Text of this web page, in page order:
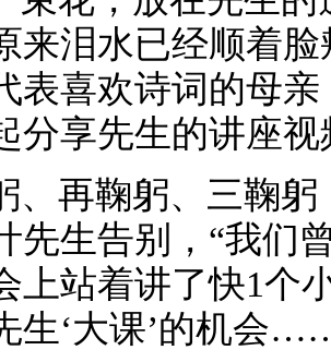
来泪水已经顺着
表喜欢诗词的母
分享先生的讲座视
、再鞠躬、三鞠
先生告别，“我们
上站着讲了快1个
生‘大课’的机会